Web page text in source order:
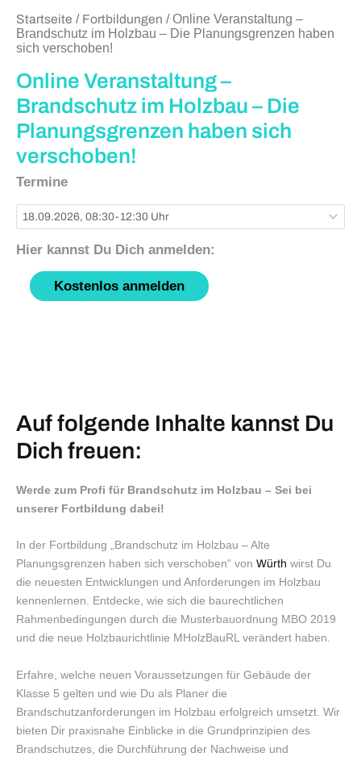
Startseite / Fortbildungen / Online Veranstaltung –
Brandschutz im Holzbau – Die Planungsgrenzen haben
sich verschoben!
Online Veranstaltung –
Brandschutz im Holzbau – Die
Planungsgrenzen haben sich
verschoben!
Termine
Kostenlos anmelden
Auf folgende Inhalte kannst Du
Dich freuen:
Werde zum Profi für Brandschutz im Holzbau – Sei bei
unserer Fortbildung dabei!
In der Fortbildung „Brandschutz im Holzbau – Alte
Planungsgrenzen haben sich verschoben“ von Würth wirst Du
die neuesten Entwicklungen und Anforderungen im Holzbau
kennenlernen. Entdecke, wie sich die baurechtlichen
Rahmenbedingungen durch die Musterbauordnung MBO 2019
und die neue Holzbaurichtlinie MHolzBauRL verändert haben.
Erfahre, welche neuen Voraussetzungen für Gebäude der
Klasse 5 gelten und wie Du als Planer die
Brandschutzanforderungen im Holzbau erfolgreich umsetzt. Wir
bieten Dir praxisnahe Einblicke in die Grundprinzipien des
Brandschutzes, die Durchführung der Nachweise und